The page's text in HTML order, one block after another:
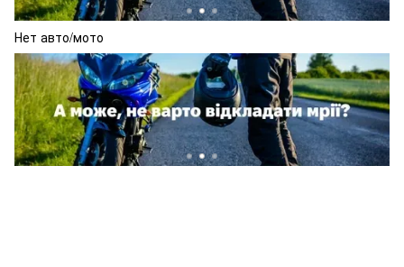
Нет авто/мото